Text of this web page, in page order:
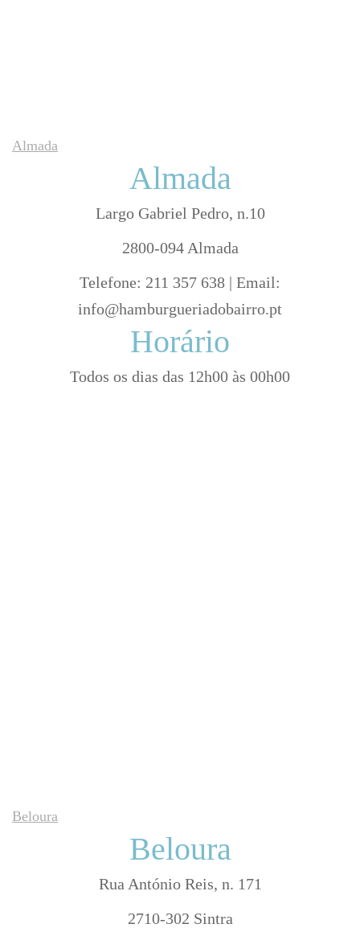
Almada
Almada
Largo Gabriel Pedro, n.10
2800-094 Almada
Telefone: 211 357 638 | Email:
info@hamburgueriadobairro.pt
Horário
Todos os dias das 12h00 às 00h00
Beloura
Beloura
Rua António Reis, n. 171
2710-302 Sintra